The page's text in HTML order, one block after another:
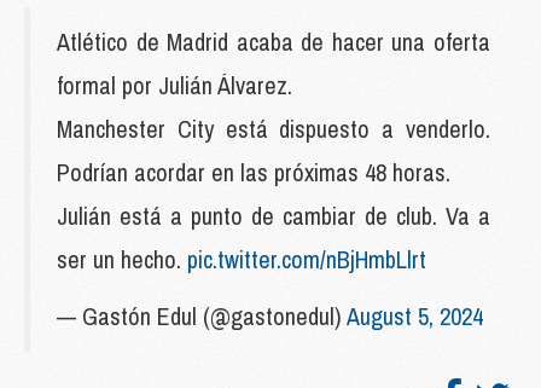
Atlético de Madrid acaba de hacer una oferta
formal por Julián Álvarez.
Manchester City está dispuesto a venderlo.
Podrían acordar en las próximas 48 horas.
Julián está a punto de cambiar de club. Va a
ser un hecho. pic.twitter.com/nBjHmbLlrt
— Gastón Edul (@gastonedul)August 5, 2024